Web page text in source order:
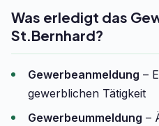
Was erledigt das
St.Bernhard?
Gewerbeanmeldung –
gewerblichen Tätigkeit
Gewerbeummeldung –